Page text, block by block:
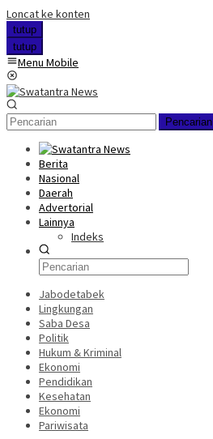
Loncat ke konten
tutup
tutup
Menu Mobile
Pencarian
Berita
Nasional
Daerah
Advertorial
Lainnya
Indeks
Jabodetabek
Lingkungan
Saba Desa
Politik
Hukum & Kriminal
Ekonomi
Pendidikan
Kesehatan
Ekonomi
Pariwisata